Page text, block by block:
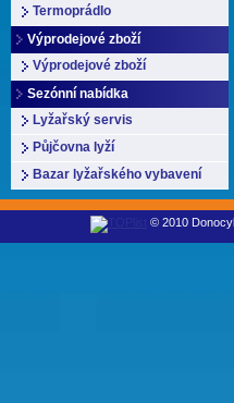
Termoprádlo
Výprodejové zboží
Výprodejové zboží
Sezónní nabídka
Lyžařský servis
Půjčovna lyží
Bazar lyžařského vybavení
© 2010